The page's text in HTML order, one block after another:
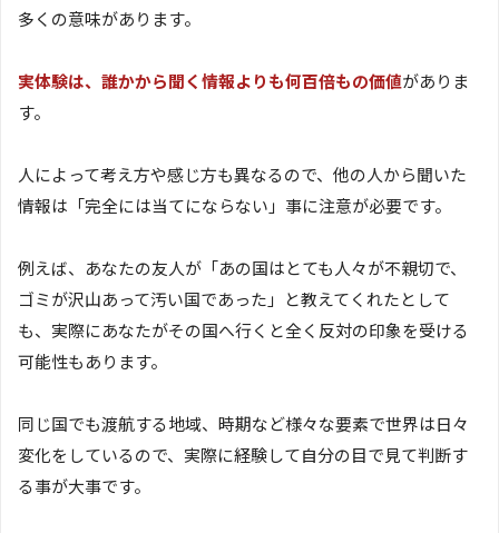
多くの意味があります。
実体験は、誰かから聞く情報よりも何百倍もの価値がありま
す。
人によって考え方や感じ方も異なるので、他の人から聞いた
情報は「完全には当てにならない」事に注意が必要です。
例えば、あなたの友人が「あの国はとても人々が不親切で、
ゴミが沢山あって汚い国であった」と教えてくれたとして
も、実際にあなたがその国へ行くと全く反対の印象を受ける
可能性もあります。
同じ国でも渡航する地域、時期など様々な要素で世界は日々
変化をしているので、実際に経験して自分の目で見て判断す
る事が大事です。